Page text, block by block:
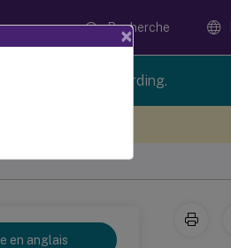
Recherche
of Session Recording.
en anglais
×